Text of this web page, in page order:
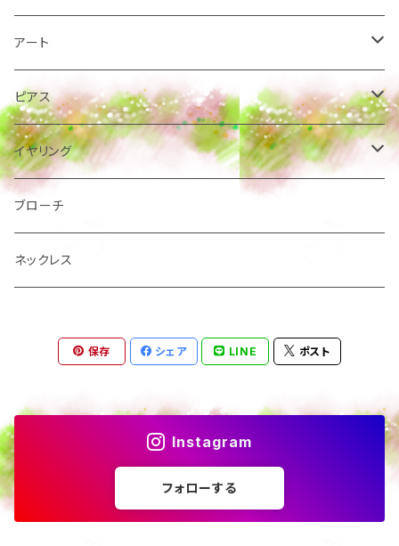
アート
カード
絵本
ピアス
サージカルステンレス
樹脂ポスト
イヤリング
樹脂ポストイヤリング
ネジ式 板バネイヤリング
ブローチ
ネックレス
保存 シェア LINE ポスト
Instagram
フォローする